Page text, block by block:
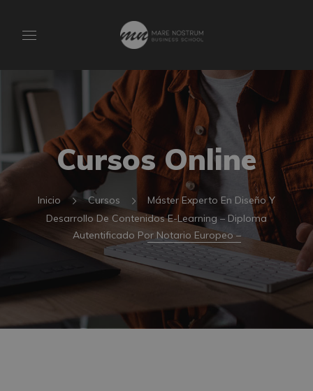
Cursos Online
Inicio Cursos
Máster Experto En Diseño Y
Desarrollo De Contenidos E-Learning – Diploma
Autentificado Por Notario Europeo –